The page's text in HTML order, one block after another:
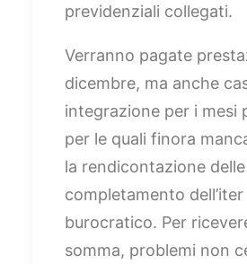
previdenziali collegati.
Verranno pagate
dicembre, ma anche
integrazione per i mesi
per le quali finora
la rendicontazione
completamento dell’iter
burocratico. Per
somma, problemi non